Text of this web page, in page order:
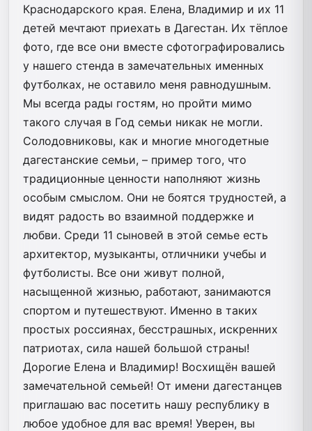
Краснодарского края. Елена, Владимир и их 11
детей мечтают приехать в Дагестан. Их тёплое
фото, где все они вместе сфотографировались
у нашего стенда в замечательных именных
футболках, не оставило меня равнодушным.
Мы всегда рады гостям, но пройти мимо
такого случая в Год семьи никак не могли.
Солодовниковы, как и многие многодетные
дагестанские семьи, – пример того, что
традиционные ценности наполняют жизнь
особым смыслом. Они не боятся трудностей, а
видят радость во взаимной поддержке и
любви. Среди 11 сыновей в этой семье есть
архитектор, музыканты, отличники учебы и
футболисты. Все они живут полной,
насыщенной жизнью, работают, занимаются
спортом и путешествуют. Именно в таких
простых россиянах, бесстрашных, искренних
патриотах, сила нашей большой страны!
Дорогие Елена и Владимир! Восхищён вашей
замечательной семьей! От имени дагестанцев
приглашаю вас посетить нашу республику в
любое удобное для вас время! Уверен, вы